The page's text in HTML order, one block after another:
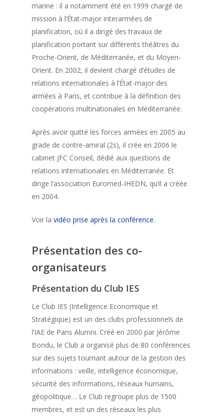
marine : il a notamment été en 1999 chargé de
mission à l’État-major interarmées de
planification, où il a dirigé des travaux de
planification portant sur différents théâtres du
Proche-Orient, de Méditerranée, et du Moyen-
Orient. En 2002, il devient chargé d’études de
relations internationales à l’État-major des
armées à Paris, et contribue à la définition des
coopérations multinationales en Méditerranée.
Après avoir quitté les forces armées en 2005 au
grade de contre-amiral (2s), il crée en 2006 le
cabinet JFC Conseil, dédié aux questions de
relations internationales en Méditerranée. Et
dirige l’association Euromed-IHEDN, qu’il a créée
en 2004.
Voir la vidéo prise après la conférence.
Présentation des co-
organisateurs
Présentation du Club IES
Le Club IES (Intelligence Economique et
Stratégique) est un des clubs professionnels de
l’IAE de Paris Alumni. Créé en 2000 par Jérôme
Bondu, le Club a organisé plus de 80 conférences
sur des sujets tournant autour de la gestion des
informations : veille, intelligence économique,
sécurité des informations, réseaux humains,
géopolitique… Le Club regroupe plus de 1500
membres, et est un des réseaux les plus